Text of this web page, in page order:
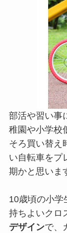
部活や習い事
稚園や小学校
そろ買い替え
い自転車をプ
期かと思いま
10歳頃の小学
持ちよいクロ
デザインで、